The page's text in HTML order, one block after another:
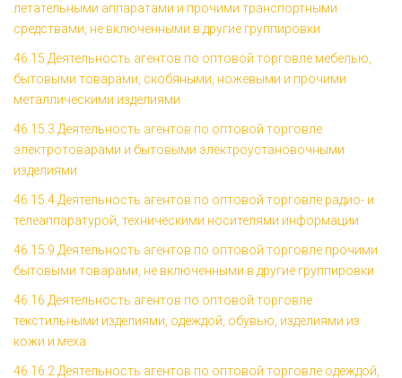
летательными аппаратами и прочими транспортными
средствами, не включенными в другие группировки
46.15 Деятельность агентов по оптовой торговле мебелью,
бытовыми товарами, скобяными, ножевыми и прочими
металлическими изделиями
46.15.3 Деятельность агентов по оптовой торговле
электротоварами и бытовыми электроустановочными
изделиями
46.15.4 Деятельность агентов по оптовой торговле радио- и
телеаппаратурой, техническими носителями информации
46.15.9 Деятельность агентов по оптовой торговле прочими
бытовыми товарами, не включенными в другие группировки
46.16 Деятельность агентов по оптовой торговле
текстильными изделиями, одеждой, обувью, изделиями из
кожи и меха
46.16.2 Деятельность агентов по оптовой торговле одеждой,